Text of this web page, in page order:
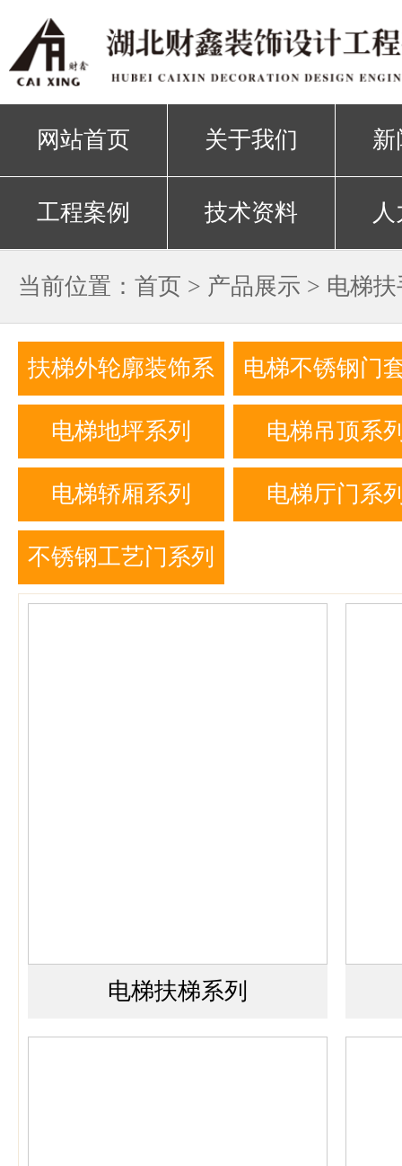
网站首页 关于我们 新
工程案例 技术资料
当前位置： 首页 > 产品展示 > 电梯
扶梯外轮廓装饰系
列
电梯不锈钢门
列
电梯地坪系列 电梯吊顶系
电梯轿厢系列 电梯厅门系
不锈钢工艺门系列
电梯扶梯系列